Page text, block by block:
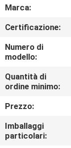
GIRO
DELLA
FABBRICA
DI
QUALITÀ
Marca:
Certificazione:
Numero di
modello:
Quantità di
ordine minimo:
Prezzo:
Imballaggi
particolari: